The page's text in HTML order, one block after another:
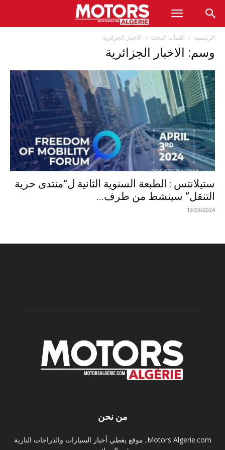
الرئيسية كلمات البحث الاخبار الجزائرية
وسم: الاخبار الجزائرية
ستيلانتس : الطبعة السنوية الثانية ل”منتدى حرية
التنقل” سينشط من طرف...
13/03/2024
من نحن
Motors Algerie.com, موقع يغطي أخبار السيارات والدراجات النارية